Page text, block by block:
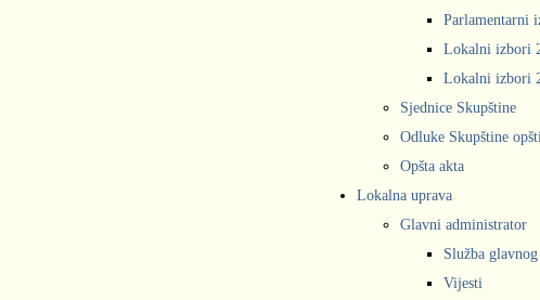
Parlamentarni
Lokalni izbori
Lokalni izbori
Sjednice Skupštine
Odluke Skupštine
Opšta akta
Lokalna uprava
Glavni administrator
Služba
Vijesti